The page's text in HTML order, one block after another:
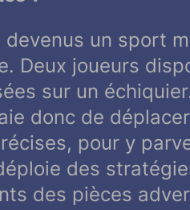
un sport
Deux joueurs
sur un
donc de
pour y
des
des pièces